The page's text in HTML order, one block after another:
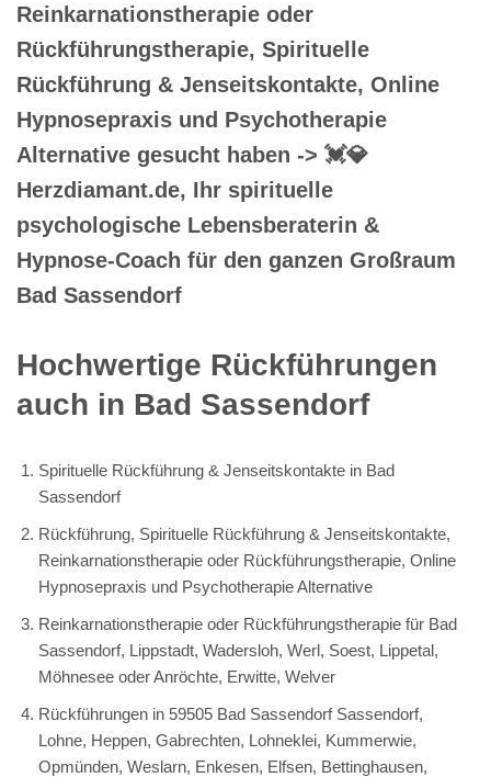
Reinkarnationstherapie oder
Rückführungstherapie, Spirituelle
Rückführung & Jenseitskontakte, Online
Hypnosepraxis und Psychotherapie
Alternative gesucht haben -> 💓️💎
Herzdiamant.de, Ihr spirituelle
psychologische Lebensberaterin &
Hypnose-Coach für den ganzen Großraum
Bad Sassendorf
Hochwertige Rückführungen
auch in Bad Sassendorf
Spirituelle Rückführung & Jenseitskontakte in Bad
Sassendorf
Rückführung, Spirituelle Rückführung & Jenseitskontakte,
Reinkarnationstherapie oder Rückführungstherapie, Online
Hypnosepraxis und Psychotherapie Alternative
Reinkarnationstherapie oder Rückführungstherapie für Bad
Sassendorf, Lippstadt, Wadersloh, Werl, Soest, Lippetal,
Möhnesee oder Anröchte, Erwitte, Welver
Rückführungen in 59505 Bad Sassendorf Sassendorf,
Lohne, Heppen, Gabrechten, Lohneklei, Kummerwie,
Opmünden, Weslarn, Enkesen, Elfsen, Bettinghausen,